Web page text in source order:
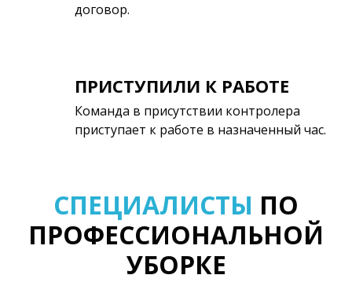
договор.
ПРИСТУПИЛИ К РАБОТЕ
Команда в присутствии контролера
приступает к работе в назначенный час.
СПЕЦИАЛИСТЫ ПО
ПРОФЕССИОНАЛЬНОЙ
УБОРКЕ